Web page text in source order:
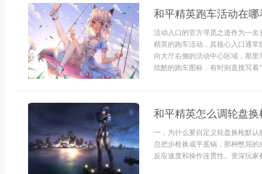
和平精英跑车活动在
活动入口的官方寻觅之道作为一
精英的跑车活动，其核心入口通
向大厅右侧的活动中心区域，那
炫酷的跑车图标，有时则直接写着
和平精英怎么调轮盘
一，为什么要自定义轮盘换枪默
总把步枪换成平底锅，那种憋屈
反应速度和操作连贯性。资深玩